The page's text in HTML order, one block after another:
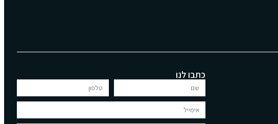
כתבו לנו